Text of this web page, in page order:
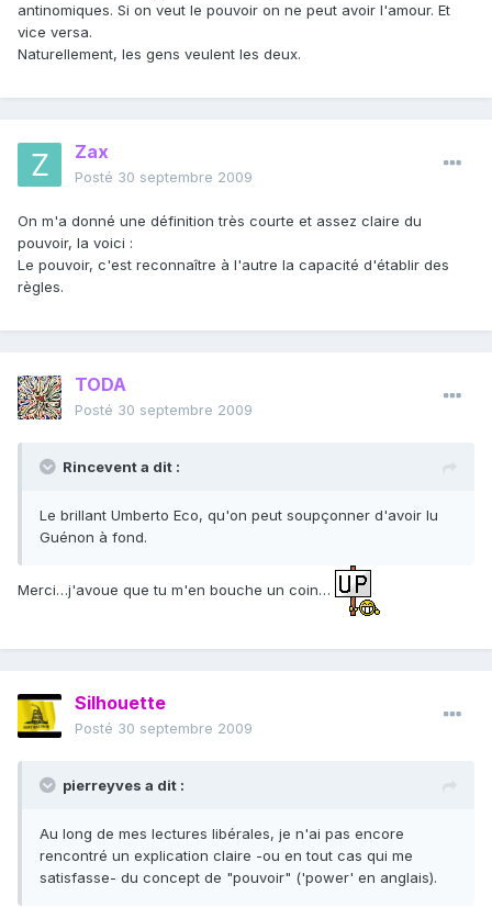
antinomiques. Si on veut le pouvoir on ne peut avoir l'amour. Et
vice versa.
Naturellement, les gens veulent les deux.
Zax
Posté 30 septembre 2009
On m'a donné une définition très courte et assez claire du
pouvoir, la voici :
Le pouvoir, c'est reconnaître à l'autre la capacité d'établir des
règles.
TODA
Posté 30 septembre 2009
Rincevent a dit :
Le brillant Umberto Eco, qu'on peut soupçonner d'avoir lu
Guénon à fond.
Merci…j'avoue que tu m'en bouche un coin…
Silhouette
Posté 30 septembre 2009
pierreyves a dit :
Au long de mes lectures libérales, je n'ai pas encore
rencontré un explication claire -ou en tout cas qui me
satisfasse- du concept de "pouvoir" ('power' en anglais).